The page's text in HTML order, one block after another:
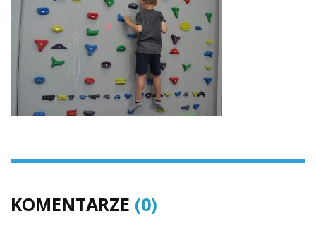
KOMENTARZE (0)